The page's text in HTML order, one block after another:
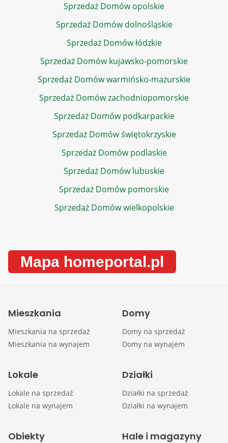
Sprzedaż Domów opolskie
Sprzedaż Domów dolnośląskie
Sprzedaż Domów łódzkie
Sprzedaż Domów kujawsko-pomorskie
Sprzedaż Domów warmińsko-mazurskie
Sprzedaż Domów zachodniopomorskie
Sprzedaż Domów podkarpackie
Sprzedaż Domów świętokrzyskie
Sprzedaż Domów podlaskie
Sprzedaż Domów lubuskie
Sprzedaż Domów pomorskie
Sprzedaż Domów wielkopolskie
Mapa homeportal.pl
Mieszkania
Mieszkania na sprzedaż
Mieszkania na wynajem
Domy
Domy na sprzedaż
Domy na wynajem
Lokale
Lokale na sprzedaż
Lokale na wynajem
Działki
Działki na sprzedaż
Działki na wynajem
Obiekty Hale i magazyny